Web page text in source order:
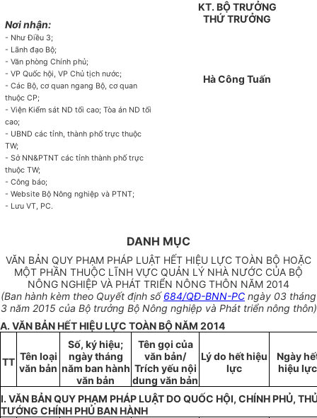
Nơi nhận:
- Như Điều 3;
- Lãnh đạo Bộ;
- Văn phòng Chính phủ;
- VP Quốc hội, VP Chủ tịch nước;
- Các Bộ, cơ quan ngang Bộ, cơ quan
thuộc CP;
- Viện Kiểm sát ND tối cao; Tòa án ND tối
cao;
- UBND các tỉnh, thành phố trực thuộc
TW;
- Sở NN&PTNT các tỉnh thành phố trực
thuộc TW;
- Công báo;
- Website Bộ Nông nghiệp và PTNT;
- Lưu VT, PC.
KT. BỘ TRƯỞNG
THỨ TRƯỞNG
Hà Công Tuấn
DANH MỤC
VĂN BẢN QUY PHẠM PHÁP LUẬT HẾT HIỆU LỰC TOÀN BỘ HOẶC
MỘT PHẦN THUỘC LĨNH VỰC QUẢN LÝ NHÀ NƯỚC CỦA BỘ
NÔNG NGHIỆP VÀ PHÁT TRIỂN NÔNG THÔN NĂM 2014
(Ban hành kèm theo Quyết định số684/QĐ-BNN-PC ngày 03 tháng
3 năm 2015 của Bộ trưởng Bộ Nông nghiệp và Phát triển nông thôn)
A. VĂN BẢN HẾT HIỆU LỰC TOÀN BỘ NĂM 2014
TT Tên loại
văn bản
Số, ký hiệu;
ngày tháng
năm ban hành
văn bản
Tên gọi của
văn bản/
Trích yếu nội
dung văn bản
Lý do hếthiệu
lực
Ngày
hiệu lực
I. VĂN BẢN QUY PHẠM PHÁP LUẬT DO QUỐC HỘI, CHÍNH PHỦ,
TƯỚNG CHÍNH PHỦ BAN HÀNH